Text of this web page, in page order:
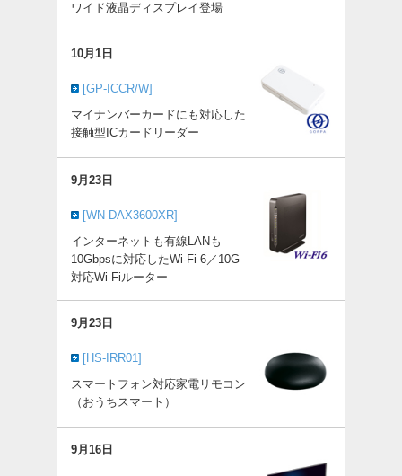
ワイド液晶ディスプレイ登場
10月1日
[GP-ICCR/W]
マイナンバーカードにも対応した
接触型ICカードリーダー
9月23日
[WN-DAX3600XR]
インターネットも有線LANも
10Gbpsに対応したWi-Fi 6／10G
対応Wi-Fiルーター
9月23日
[HS-IRR01]
スマートフォン対応家電リモコン
（おうちスマート）
9月16日